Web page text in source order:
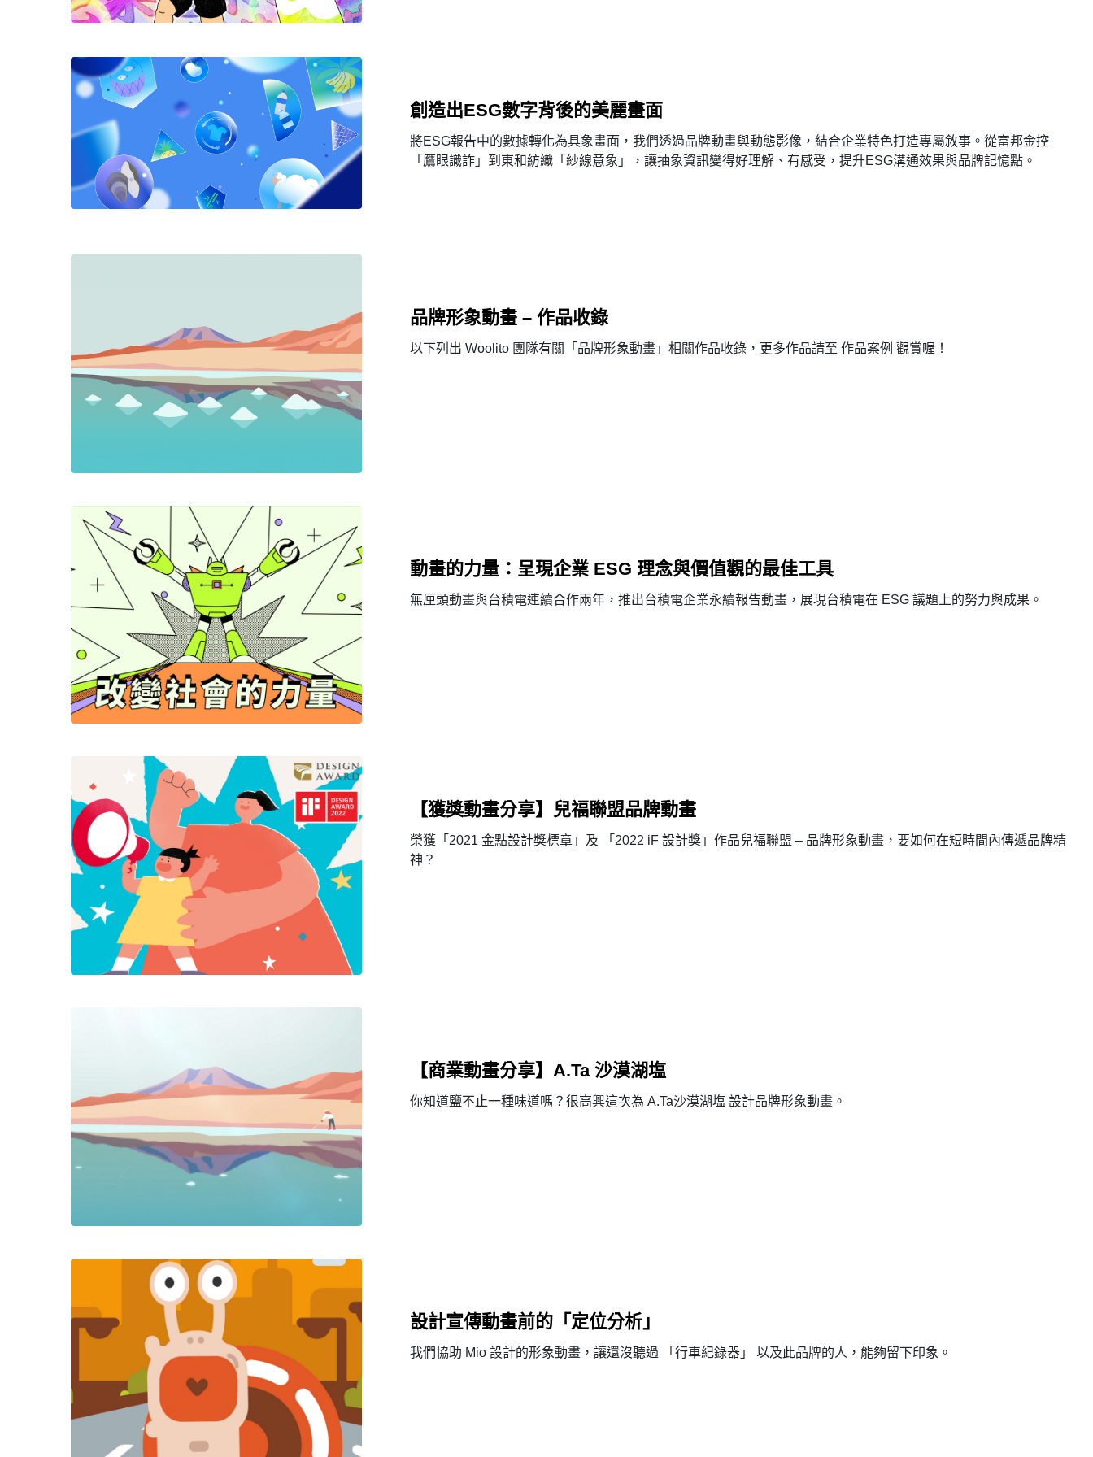
創造出ESG數字背後的美麗畫面
將ESG報告中的數據轉化為具象畫面，我們透過品牌動畫與動態影像，結合企業特色打造專屬敘事。從富邦金控
「鷹眼識詐」到東和紡織「紗線意象」，讓抽象資訊變得好理解、有感受，提升ESG溝通效果與品牌記憶點。
品牌形象動畫 – 作品收錄
以下列出 Woolito 團隊有關「品牌形象動畫」相關作品收錄，更多作品請至 作品案例 觀賞喔！
動畫的力量：呈現企業 ESG 理念與價值觀的最佳工具
無厘頭動畫與台積電連續合作兩年，推出台積電企業永續報告動畫，展現台積電在 ESG 議題上的努力與成果。
【獲獎動畫分享】兒福聯盟品牌動畫
榮獲「2021 金點設計獎標章」及 「2022 iF 設計獎」作品兒福聯盟 – 品牌形象動畫，要如何在短時間內傳遞品牌精
神？
【商業動畫分享】A.Ta 沙漠湖塩
你知道鹽不止一種味道嗎？很高興這次為 A.Ta沙漠湖塩 設計品牌形象動畫。
設計宣傳動畫前的「定位分析」
我們協助 Mio 設計的形象動畫，讓還沒聽過 「行車紀錄器」 以及此品牌的人，能夠留下印象。